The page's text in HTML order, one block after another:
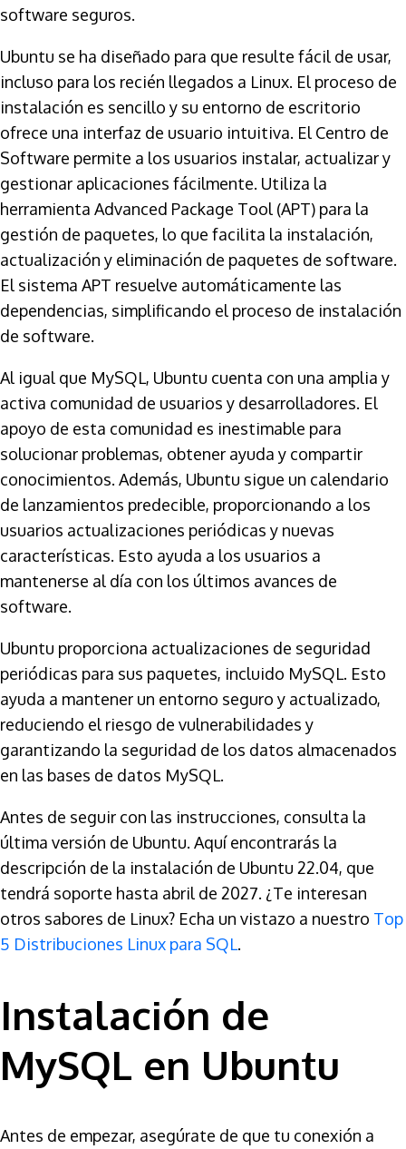
software seguros.
Ubuntu se ha diseñado para que resulte fácil de usar,
incluso para los recién llegados a Linux. El proceso de
instalación es sencillo y su entorno de escritorio
ofrece una interfaz de usuario intuitiva. El Centro de
Software permite a los usuarios instalar, actualizar y
gestionar aplicaciones fácilmente. Utiliza la
herramienta Advanced Package Tool (APT) para la
gestión de paquetes, lo que facilita la instalación,
actualización y eliminación de paquetes de software.
El sistema APT resuelve automáticamente las
dependencias, simplificando el proceso de instalación
de software.
Al igual que MySQL, Ubuntu cuenta con una amplia y
activa comunidad de usuarios y desarrolladores. El
apoyo de esta comunidad es inestimable para
solucionar problemas, obtener ayuda y compartir
conocimientos. Además, Ubuntu sigue un calendario
de lanzamientos predecible, proporcionando a los
usuarios actualizaciones periódicas y nuevas
características. Esto ayuda a los usuarios a
mantenerse al día con los últimos avances de
software.
Ubuntu proporciona actualizaciones de seguridad
periódicas para sus paquetes, incluido MySQL. Esto
ayuda a mantener un entorno seguro y actualizado,
reduciendo el riesgo de vulnerabilidades y
garantizando la seguridad de los datos almacenados
en las bases de datos MySQL.
Antes de seguir con las instrucciones, consulta la
última versión de Ubuntu. Aquí encontrarás la
descripción de la instalación de Ubuntu 22.04, que
tendrá soporte hasta abril de 2027. ¿Te interesan
otros sabores de Linux? Echa un vistazo a nuestro Top
5 Distribuciones Linux para SQL.
Instalación de
MySQL en Ubuntu
Antes de empezar, asegúrate de que tu conexión a